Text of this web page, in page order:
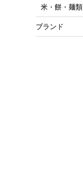
米・餅・麺類
ブランド